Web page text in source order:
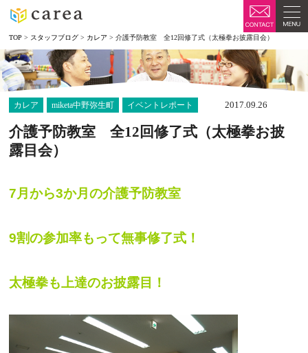
TOP > スタッフブログ > カレア >介護予防教室 全12回修了式（太極拳お披露目会）
カレア miketa中野弥生町 イベントレポート 2017.09.26
介護予防教室 全12回修了式（太極拳お披
露目会）
7月から3か月の介護予防教室
9割の参加率もって無事修了式！
太極拳も上達のお披露目！